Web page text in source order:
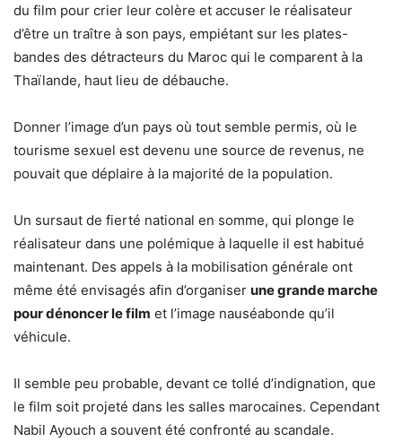
du film pour crier leur colère et accuser le réalisateur
d’être un traître à son pays, empiétant sur les plates-
bandes des détracteurs du Maroc qui le comparent à la
Thaïlande, haut lieu de débauche.
Donner l’image d’un pays où tout semble permis, où le
tourisme sexuel est devenu une source de revenus, ne
pouvait que déplaire à la majorité de la population.
Un sursaut de fierté national en somme, qui plonge le
réalisateur dans une polémique à laquelle il est habitué
maintenant. Des appels à la mobilisation générale ont
même été envisagés afin d’organiser une grande marche
pour dénoncer le film et l’image nauséabonde qu’il
véhicule.
Il semble peu probable, devant ce tollé d’indignation, que
le film soit projeté dans les salles marocaines. Cependant
Nabil Ayouch a souvent été confronté au scandale.